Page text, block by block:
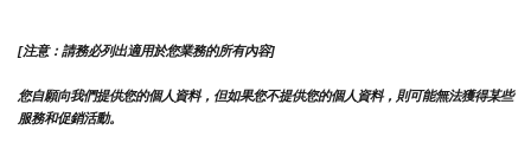
[注意：請務必列出適用於您業務的所有內容]
您自願向我們提供您的個人資料，但如果您不提供您的個人資料，則可能無法獲得某些
服務和促銷活動。